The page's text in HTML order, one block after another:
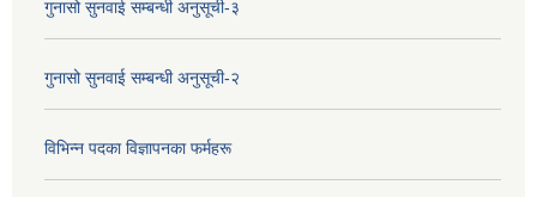
गुनासो सुनवाई सम्बन्धी अनुसूची-३
गुनासो सुनवाई सम्बन्धी अनुसूची-२
विभिन्न पदका विज्ञापनका फर्महरू